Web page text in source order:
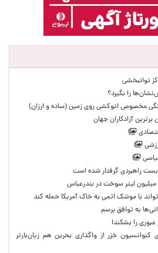
توانبخشی
را بگیرد؟
مخصوص اتوکشی روی زمین (ساده و ارزان)
آزادکاران جهان
راهبردی گرفتار شده است
با موشک اتمی به خاک آمریکا حمله کند
به توافق برسم
عبوری را بشکند!
کنوانسیون خزر از واگذاری بحرین هم زیان‌بارتر